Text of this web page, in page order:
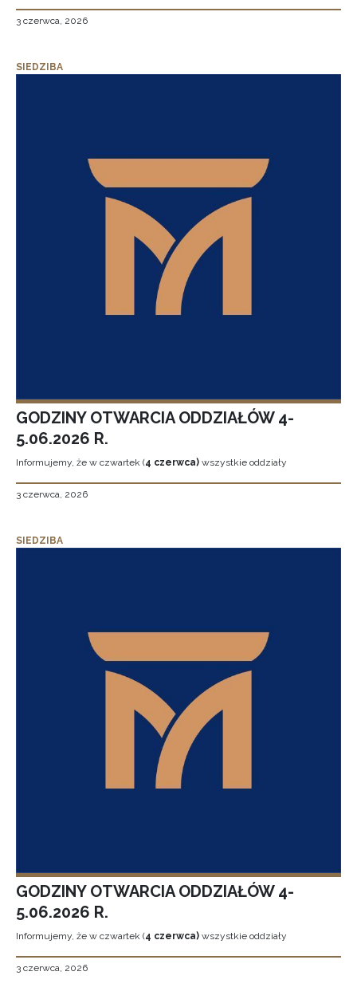
3 czerwca, 2026
SIEDZIBA
GODZINY OTWARCIA ODDZIAŁÓW 4-
5.06.2026 R.
Informujemy, że w czwartek (4 czerwca) wszystkie oddziały
3 czerwca, 2026
SIEDZIBA
GODZINY OTWARCIA ODDZIAŁÓW 4-
5.06.2026 R.
Informujemy, że w czwartek (4 czerwca) wszystkie oddziały
3 czerwca, 2026